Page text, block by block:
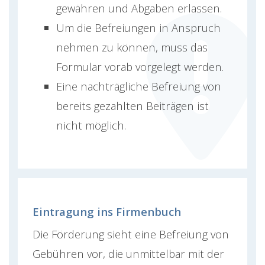
gewähren und Abgaben erlassen.
Um die Befreiungen in Anspruch
nehmen zu können, muss das
Formular vorab vorgelegt werden.
Eine nachträgliche Befreiung von
bereits gezahlten Beiträgen ist
nicht möglich.
Eintragung ins Firmenbuch
Die Förderung sieht eine Befreiung von
Gebühren vor, die unmittelbar mit der